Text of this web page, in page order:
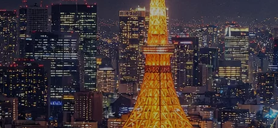
記事カテゴリー
ブログ お知らせ
スポーツ 競馬